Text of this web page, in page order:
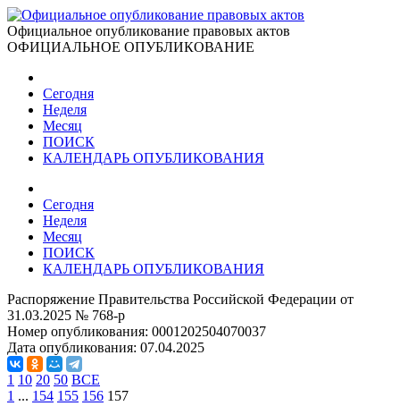
Официальное опубликование правовых актов
ОФИЦИАЛЬНОЕ ОПУБЛИКОВАНИЕ
Сегодня
Неделя
Месяц
ПОИСК
КАЛЕНДАРЬ ОПУБЛИКОВАНИЯ
Сегодня
Неделя
Месяц
ПОИСК
КАЛЕНДАРЬ ОПУБЛИКОВАНИЯ
Распоряжение Правительства Российской Федерации от
31.03.2025 № 768-р
Номер опубликования: 0001202504070037
Дата опубликования: 07.04.2025
1 10 20 50 ВСЕ
1 ... 154 155 156 157